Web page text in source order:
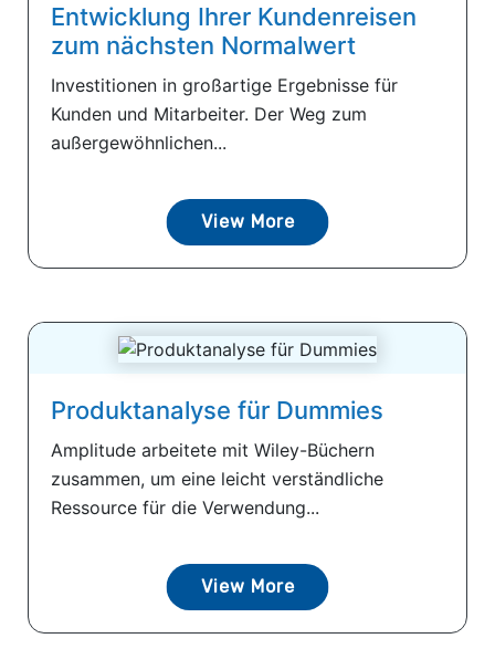
Entwicklung Ihrer Kundenreisen
zum nächsten Normalwert
Investitionen in großartige Ergebnisse für
Kunden und Mitarbeiter. Der Weg zum
außergewöhnlichen...
View More
Produktanalyse für Dummies
Amplitude arbeitete mit Wiley-Büchern
zusammen, um eine leicht verständliche
Ressource für die Verwendung...
View More